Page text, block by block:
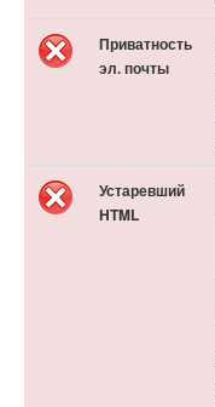
Приватность
эл. почты
Устаревший
HTML